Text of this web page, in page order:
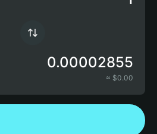
0.00002855
≈ $0.00